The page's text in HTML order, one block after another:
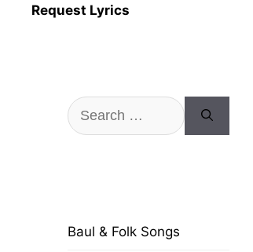
Request Lyrics
Search
for:
Baul & Folk Songs